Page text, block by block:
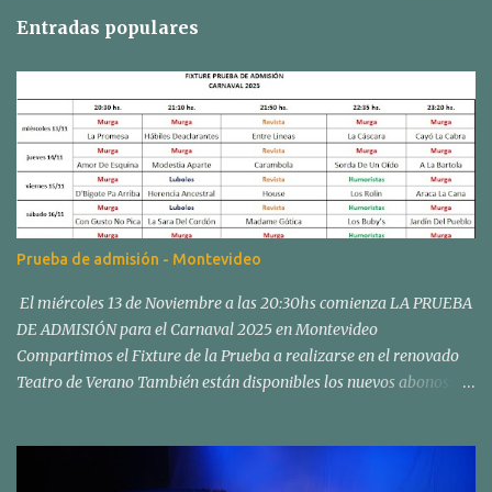
Entradas populares
Prueba de admisión - Montevideo
El miércoles 13 de Noviembre a las 20:30hs comienza LA PRUEBA
DE ADMISIÓN para el Carnaval 2025 en Montevideo
Compartimos el Fixture de la Prueba a realizarse en el renovado
Teatro de Verano También están disponibles los nuevos abonos:
esq. Av. Joaquín Suárez, de 11:00 a 16:00 hs. Esos días estarán